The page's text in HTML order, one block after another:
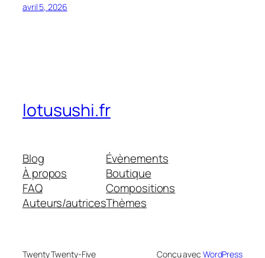
avril 5, 2026
lotusushi.fr
Blog
À propos
FAQ
Auteurs/autrices
Évènements
Boutique
Compositions
Thèmes
Twenty Twenty-Five Conçu avec WordPress